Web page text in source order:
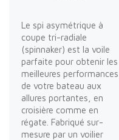
Le spi asymétrique à
coupe tri-radiale
(spinnaker) est la voile
parfaite pour obtenir les
meilleures performances
de votre bateau aux
allures portantes, en
croisière comme en
régate. Fabriqué sur-
mesure par un voilier